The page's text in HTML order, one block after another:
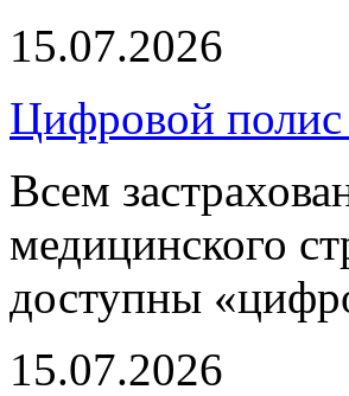
15.07.2026
Цифровой
Всем
медицинского
доступны
15.07.2026